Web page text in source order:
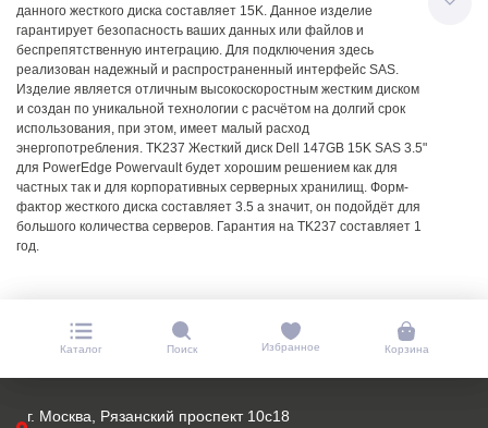
данного жесткого диска составляет 15K. Данное изделие
гарантирует безопасность ваших данных или файлов и
беспрепятственную интеграцию. Для подключения здесь
реализован надежный и распространенный интерфейс SAS.
Изделие является отличным высокоскоростным жестким диском
и создан по уникальной технологии с расчётом на долгий срок
использования, при этом, имеет малый расход
энергопотребления. TK237 Жесткий диск Dell 147GB 15K SAS 3.5"
для PowerEdge Powervault будет хорошим решением как для
частных так и для корпоративных серверных хранилищ. Форм-
фактор жесткого диска составляет 3.5 а значит, он подойдёт для
большого количества серверов. Гарантия на TK237 составляет 1
год.
Каталог Поиск Избранное Корзина
г. Москва, Рязанский проспект 10с18